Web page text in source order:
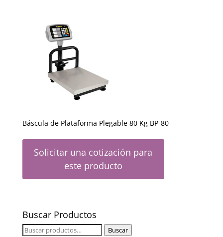
Báscula de Plataforma Plegable 80 Kg BP-80
Solicitar una cotización para
este producto
Buscar Productos
Buscar
Buscar